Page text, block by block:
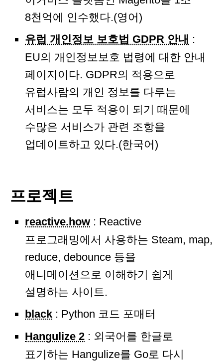
8천억에 인수했다.(영어)
유럽 개인정보 보호법 GDPR 안내 :
EU의 개인정보보호 법령에 대한 안내
페이지이다. GDPR의 적용으로
유럽사람의 개인 정보를 다루는
서비스는 모두 적용이 되기 때문에
수많은 서비스가 관련 조항을
업데이트하고 있다.(한국어)
프로젝트
reactive.how : Reactive
프로그래밍에서 사용하는 Steam, map,
reduce, debounce 등을
애니메이션으로 이해하기 쉽게
설명하는 사이트.
black : Python 코드 포매터
Hangulize 2 : 외국어를 한글로
표기하는 Hangulize를 Go로 다시